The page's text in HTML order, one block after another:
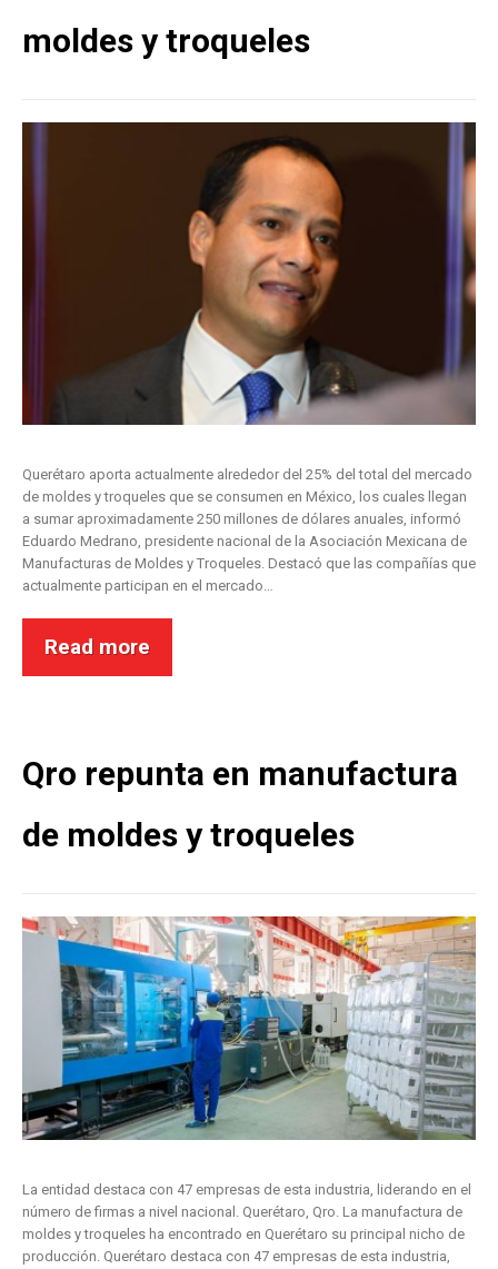
moldes y troqueles
Querétaro aporta actualmente alrededor del 25% del total del mercado
de moldes y troqueles que se consumen en México, los cuales llegan
a sumar aproximadamente 250 millones de dólares anuales, informó
Eduardo Medrano, presidente nacional de la Asociación Mexicana de
Manufacturas de Moldes y Troqueles. Destacó que las compañías que
actualmente participan en el mercado…
Read more
Qro repunta en manufactura
de moldes y troqueles
La entidad destaca con 47 empresas de esta industria, liderando en el
número de firmas a nivel nacional. Querétaro, Qro. La manufactura de
moldes y troqueles ha encontrado en Querétaro su principal nicho de
producción. Querétaro destaca con 47 empresas de esta industria,